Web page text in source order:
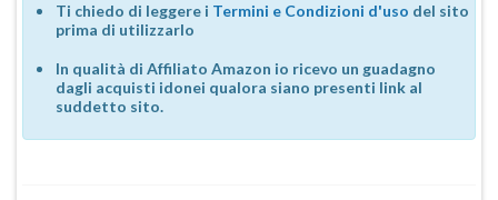
Ti chiedo di leggere i Termini e Condizioni d'uso del sito
prima di utilizzarlo
In qualità di Affiliato Amazon io ricevo un guadagno
dagli acquisti idonei qualora siano presenti link al
suddetto sito.